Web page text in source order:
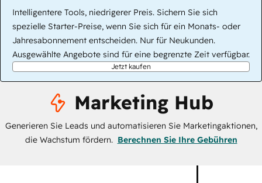
Intelligentere Tools, niedrigerer Preis. Sichern Sie sich
spezielle Starter-Preise, wenn Sie sich für ein Monats- oder
Jahresabonnement entscheiden. Nur für Neukunden.
Ausgewählte Angebote sind für eine begrenzte Zeit verfügbar.
Jetzt kaufen
Marketing Hub
Generieren Sie Leads und automatisieren Sie Marketingaktionen,
die Wachstum fördern. Berechnen Sie Ihre Gebühren